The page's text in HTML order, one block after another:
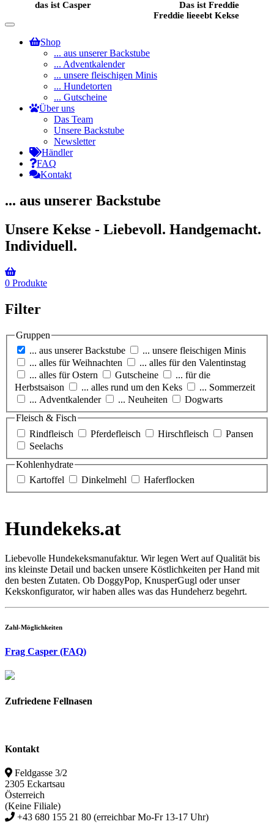
Das ist Freddie
Freddie lieeebt Kekse
Toggle
navigationShop
... aus unserer Backstube
... Adventkalender
... unsere fleischigen Minis
... Hundetorten
... Gutscheine
Über uns
Das Team
Unsere Backstube
Newsletter
Händler
FAQ
Kontakt
... aus unserer Backstube
Unsere Kekse - Liebevoll. Handgemacht.
Individuell.
0 Produkte
Filter
Gruppen
... aus unserer Backstube
... unsere fleischigen Minis
... alles für Weihnachten
... alles für den Valentinstag
... alles für Ostern
Gutscheine
... für die
Herbstsaison
... alles rund um den Keks
... Sommerzeit
... Adventkalender
... Neuheiten
Dogwarts
Fleisch & Fisch
Rindfleisch
Pferdefleisch Hirschfleisch
Pansen
Seelachs
Kohlen­hydrate
Kartoffel
Dinkelmehl Haferflocken
Hundekeks.at
Liebevolle Hundekeksmanufaktur. Wir legen Wert auf Qualität bis
ins kleinste Detail und backen unsere Köstlichkeiten per Hand mit
den besten Zutaten. Ob DoggyPop, KnusperGugl oder unser
Kekskonfigurator, wir haben alles was das Hundeherz begehrt.
Zahl-Möglichkeiten
das ist Casper
Frag Casper (FAQ)
Zufriedene Fellnasen
Kontakt
Feldgasse 3/2
2305 Eckartsau
Österreich
(Keine Filiale)
+43 680 155 21 80 (erreichbar Mo-Fr 13-17 Uhr)